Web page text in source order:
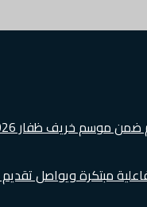
ضمن موسم خريف ظفار 2026
مبتكرة ويواصل